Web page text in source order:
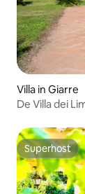
Villa in Giarre
De Villa dei
Superhost
Superhost